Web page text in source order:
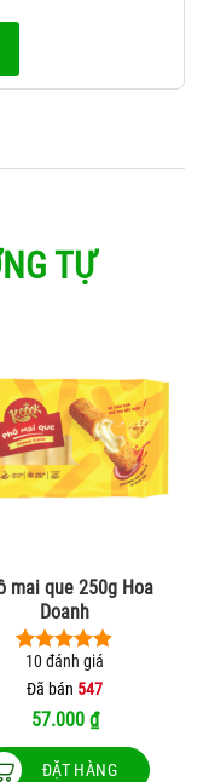
TỰ
mai que 250g Hoa
Doanh
4.90trên 5
dựa trên
10
đánh giá
10đánh giá
Đã bán 547
57.000 ₫
ĐẶT HÀNG